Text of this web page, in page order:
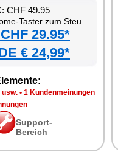
CHF 49.95
Steuern von Szenen und kompatiblen Geräten
29.95*
€ 24,99*
usw. • 1 Kundenmeinungen
Support-
Bereich